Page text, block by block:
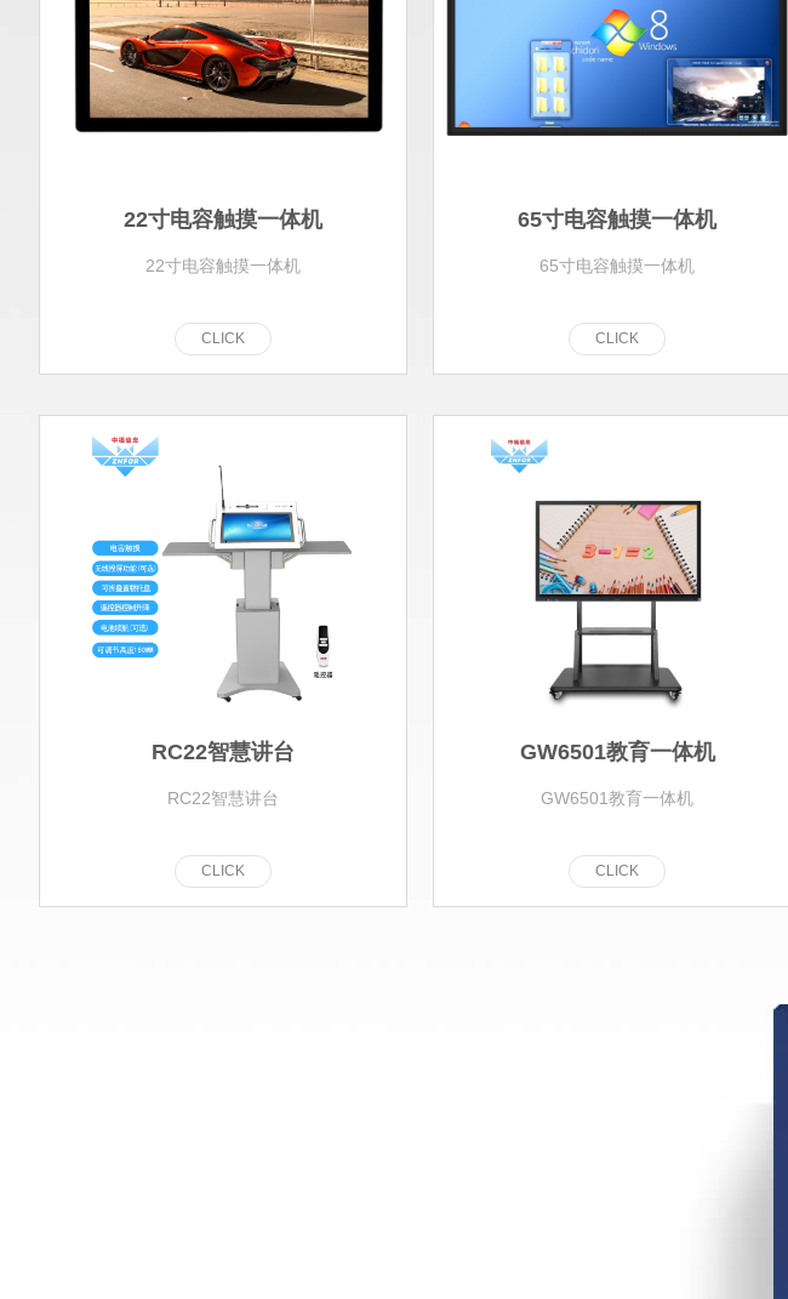
22寸电容触摸一体机
22寸电容触摸一体机
C L C K
65寸电容触摸一体机
65寸电容触摸一体机
C L C K
RC22智慧讲台
RC22智慧讲台
C L C K
GW6501教育一体机
GW6501教育一体机
C L C K